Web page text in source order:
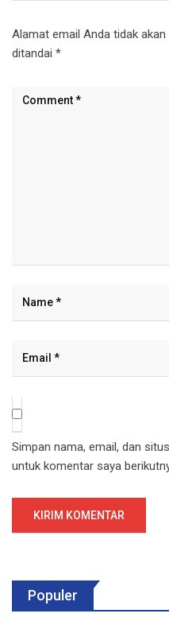
Alamat email Anda tidak akan
ditandai *
Simpan nama, email, dan
untuk komentar saya
Populer